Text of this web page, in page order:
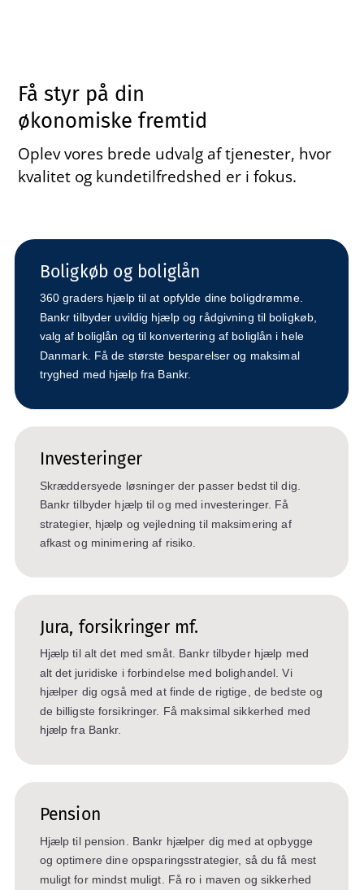
Få styr på din
økonomiske fremtid
Oplev vores brede udvalg af tjenester, hvor
kvalitet og kundetilfredshed er i fokus.
Boligkøb og boliglån
360 graders hjælp til at opfylde dine boligdrømme.
Bankr tilbyder uvildig hjælp og rådgivning til boligkøb,
valg af boliglån og til konvertering af boliglån i hele
Danmark. Få de største besparelser og maksimal
tryghed med hjælp fra Bankr.
Investeringer
Skræddersyede løsninger der passer bedst til dig.
Bankr tilbyder hjælp til og med investeringer. Få
strategier, hjælp og vejledning til maksimering af
afkast og minimering af risiko.
Jura, forsikringer mf.
Hjælp til alt det med småt. Bankr tilbyder hjælp med
alt det juridiske i forbindelse med bolighandel. Vi
hjælper dig også med at finde de rigtige, de bedste og
de billigste forsikringer. Få maksimal sikkerhed med
hjælp fra Bankr.
Pension
Hjælp til pension. Bankr hjælper dig med at opbygge
og optimere dine opsparingsstrategier, så du få mest
muligt for mindst muligt. Få ro i maven og sikkerhed